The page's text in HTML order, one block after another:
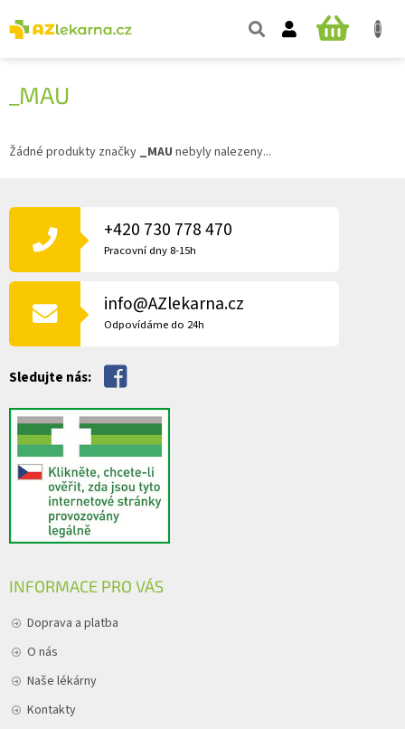
na
obsah
NÁKUPNÍ
_MAU
Žádné produkty značky _MAU nebyly nalezeny...
Á
T
+420 730 778 470
Pracovní dny 8-15h
info@AZlekarna.cz
Odpovídáme do 24h
Sledujte nás:
INFORMACE PRO VÁS
Doprava a platba
O nás
Naše lékárny
Kontakty